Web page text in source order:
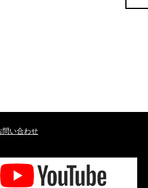
問い合わせ